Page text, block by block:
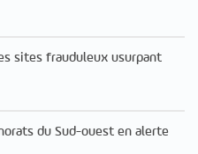
sites frauduleux usurpant
du Sud-ouest en alerte